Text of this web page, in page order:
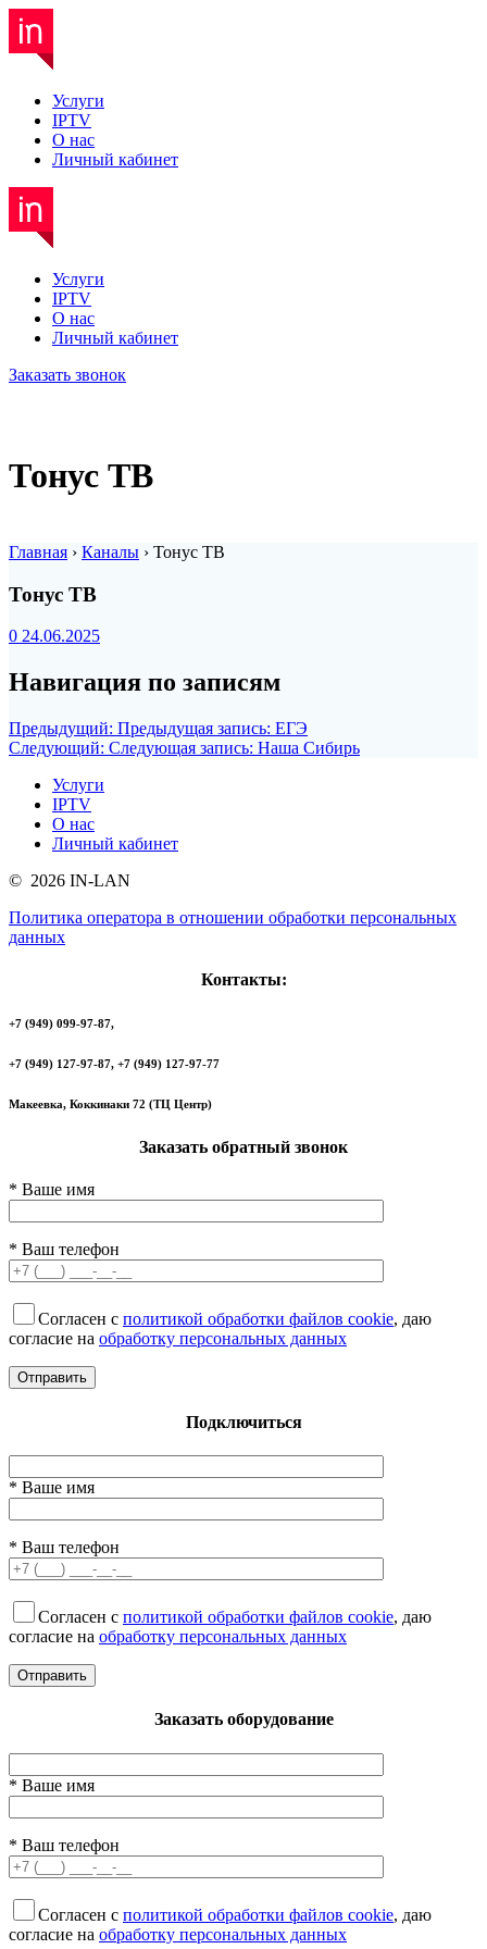
Услуги
IPTV
О нас
Личный кабинет
Услуги
IPTV
О нас
Личный кабинет
Заказать звонок
Тонус ТВ
Главная › Каналы › Тонус ТВ
Тонус ТВ
0 24.06.2025
Навигация по записям
Предыдущий: Предыдущая запись: ЕГЭ
Следующий: Следующая запись: Наша Сибирь
Услуги
IPTV
О нас
Личный кабинет
© 2026 IN-LAN
Политика оператора в отношении обработки персональных
данных
Контакты:
+7 (949) 099-97-87,
+7 (949) 127-97-87, +7 (949) 127-97-77
Макеевка, Коккинаки 72 (ТЦ Центр)
Заказать обратный звонок
* Ваше имя
* Ваш телефон
Согласен с политикой обработки файлов cookie, даю
согласие на обработку персональных данных
Подключиться
* Ваше имя
* Ваш телефон
Согласен с политикой обработки файлов cookie, даю
согласие на обработку персональных данных
Заказать оборудование
* Ваше имя
* Ваш телефон
Согласен с политикой обработки файлов cookie, даю
согласие на обработку персональных данных